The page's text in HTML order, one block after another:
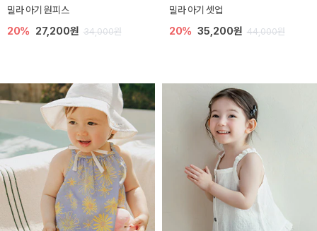
밀라 아기 원피스
20% 27,200원 34,000원
밀라 아기 셋업
20% 35,200원 44,000원